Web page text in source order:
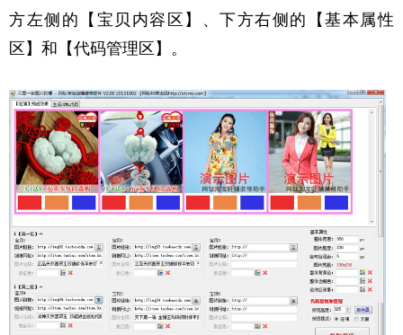
方左侧的【宝贝内容区】、下方右侧的【基本属性
区】和【代码管理区】。